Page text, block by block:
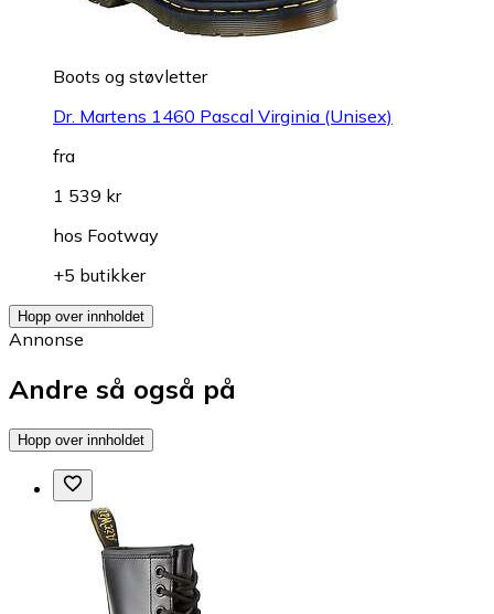
Boots og støvletter
Dr. Martens 1460 Pascal Virginia (Unisex)
fra
1 539 kr
hos Footway
+5 butikker
Hopp over innholdet
Annonse
Andre så også på
Hopp over innholdet